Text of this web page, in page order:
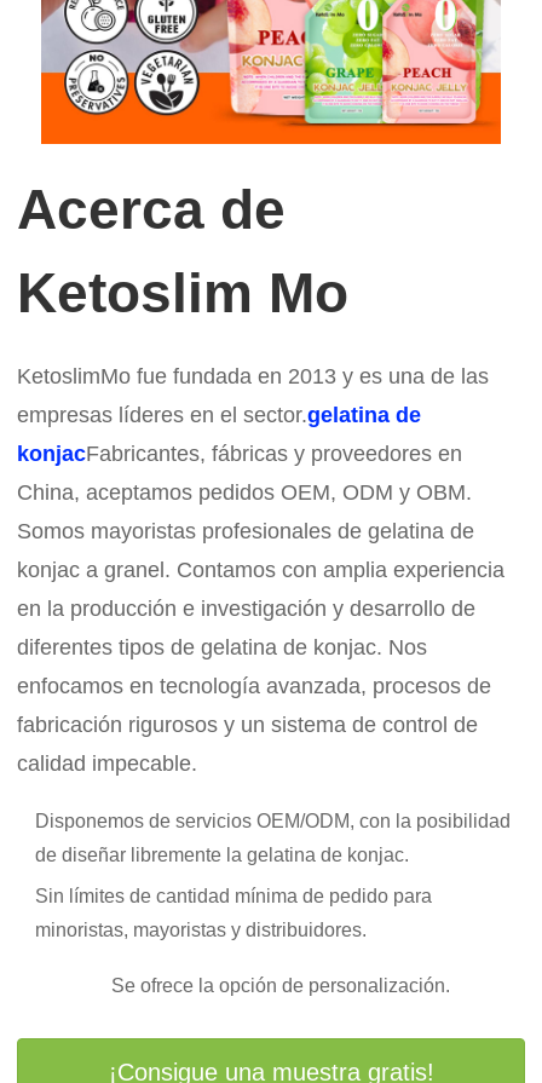
Acerca de
Ketoslim Mo
KetoslimMo fue fundada en 2013 y es una de las
empresas líderes en el sector.gelatina de
konjacFabricantes, fábricas y proveedores en
China, aceptamos pedidos OEM, ODM y OBM.
Somos mayoristas profesionales de gelatina de
konjac a granel. Contamos con amplia experiencia
en la producción e investigación y desarrollo de
diferentes tipos de gelatina de konjac. Nos
enfocamos en tecnología avanzada, procesos de
fabricación rigurosos y un sistema de control de
calidad impecable.
Disponemos de servicios OEM/ODM, con la posibilidad
de diseñar libremente la gelatina de konjac.
Sin límites de cantidad mínima de pedido para
minoristas, mayoristas y distribuidores.
Se ofrece la opción de personalización.
¡Consigue una muestra gratis!